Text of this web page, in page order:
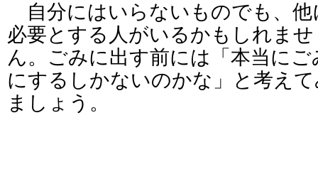
自分にはいらないものでも、他
必要とする人がいるかもしれませ
ん。ごみに出す前には「本当にご
にするしかないのかな」と考え
ましょう。